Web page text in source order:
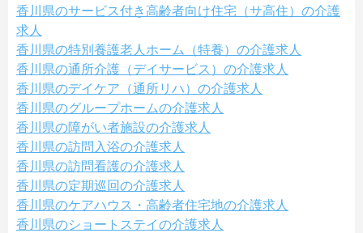
香川県のサービス付き高齢者向け住宅（サ高住）の介護
求人
香川県の特別養護老人ホーム（特養）の介護求人
香川県の通所介護（デイサービス）の介護求人
香川県のデイケア（通所リハ）の介護求人
香川県のグループホームの介護求人
香川県の障がい者施設の介護求人
香川県の訪問入浴の介護求人
香川県の訪問看護の介護求人
香川県の定期巡回の介護求人
香川県のケアハウス・高齢者住宅地の介護求人
香川県のショートステイの介護求人